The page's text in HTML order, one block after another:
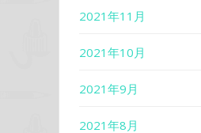
2021年11月
2021年10月
2021年9月
2021年8月